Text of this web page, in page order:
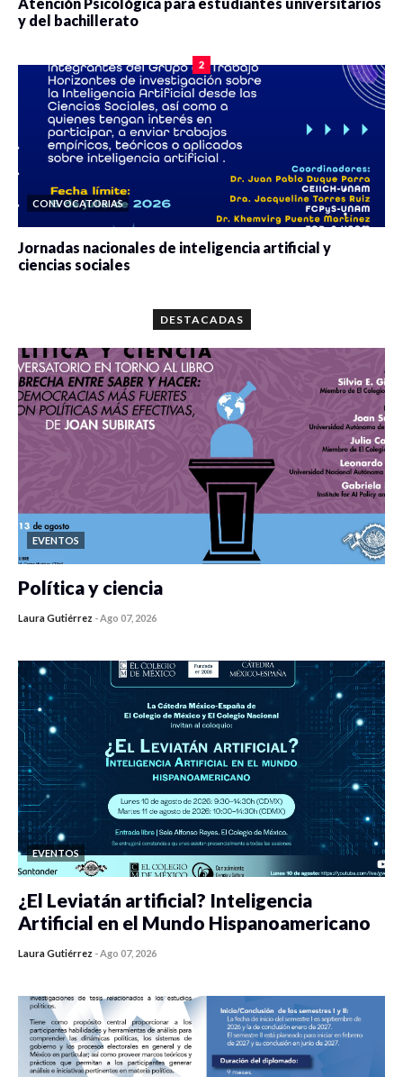
y del bachillerato
2
CONVOCATORIAS
Jornadas nacionales de inteligencia artificial y
ciencias sociales
DESTACADAS
EVENTOS
Política y ciencia
Laura Gutiérrez -Ago 07, 2026
EVENTOS
¿El Leviatán artificial? Inteligencia
Artificial en el Mundo Hispanoamericano
Laura Gutiérrez -Ago 07, 2026